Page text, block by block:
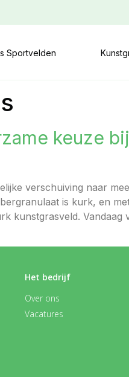
Sportvelden
keuze
verschuiving naar
is kurk, en
kunstgrasveld. Vandaag
Het bedrijf
Over ons
Vacatures